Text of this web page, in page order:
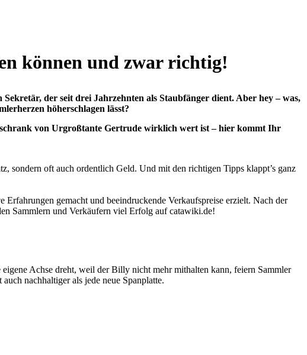
können und zwar richtig!
der seit drei Jahrzehnten als Staubfänger dient. Aber hey – was,
höherschlagen lässt?
von Urgroßtante Gertrude wirklich wert ist – hier kommt Ihr
sondern oft auch ordentlich Geld. Und mit den richtigen Tipps klappt’s ganz
gemacht und beeindruckende Verkaufspreise erzielt. Nach der
Sammlern und Verkäufern viel Erfolg auf catawiki.de!
Achse dreht, weil der Billy nicht mehr mithalten kann, feiern Sammler
nachhaltiger als jede neue Spanplatte.